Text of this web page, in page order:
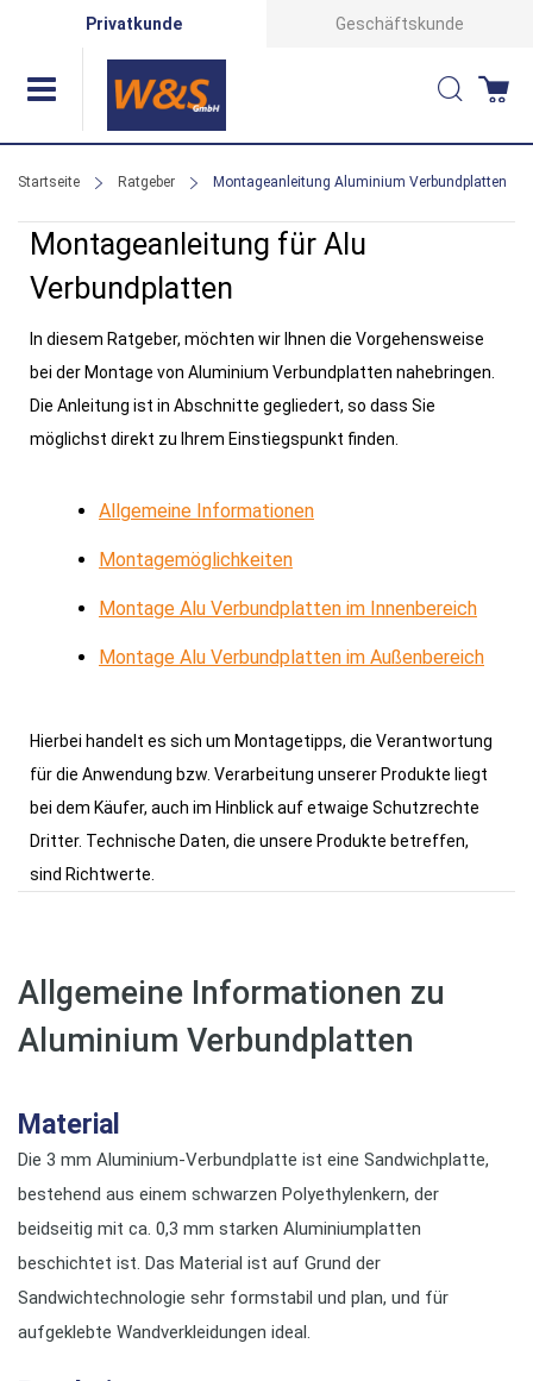
Privatkunde Geschäftskunde
Suche
Startseite Ratgeber Montageanleitung Aluminium Verbundplatten
Montageanleitung für Alu
Verbundplatten
In diesem Ratgeber, möchten wir Ihnen die Vorgehensweise
bei der Montage von Aluminium Verbundplatten nahebringen.
Die Anleitung ist in Abschnitte gegliedert, so dass Sie
möglichst direkt zu Ihrem Einstiegspunkt finden.
Allgemeine Informationen
Montagemöglichkeiten
Montage Alu Verbundplatten im Innenbereich
Montage Alu Verbundplatten im Außenbereich
Hierbei handelt es sich um Montagetipps, die Verantwortung
für die Anwendung bzw. Verarbeitung unserer Produkte liegt
bei dem Käufer, auch im Hinblick auf etwaige Schutzrechte
Dritter. Technische Daten, die unsere Produkte betreffen,
sind Richtwerte.
Allgemeine Informationen zu
Aluminium Verbundplatten
Material
Die 3 mm Aluminium-Verbundplatte ist eine Sandwichplatte,
bestehend aus einem schwarzen Polyethylenkern, der
beidseitig mit ca. 0,3 mm starken Aluminiumplatten
beschichtet ist. Das Material ist auf Grund der
Sandwichtechnologie sehr formstabil und plan, und für
aufgeklebte Wandverkleidungen ideal.